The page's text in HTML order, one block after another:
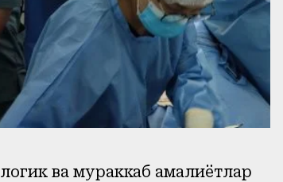
ва мураккаб амалиётлар